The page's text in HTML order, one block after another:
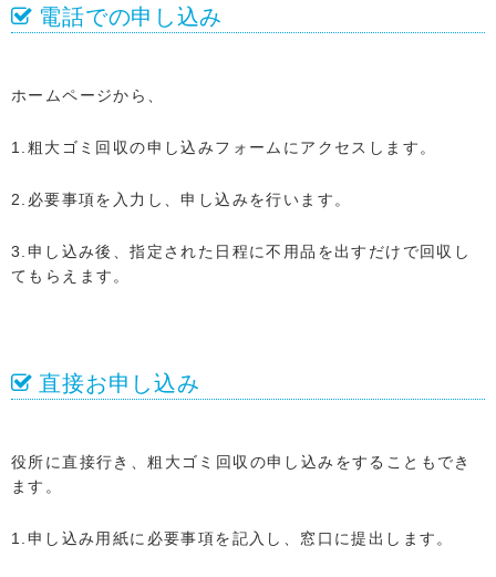
電話での申し込み
ホームページから、
1.粗大ゴミ回収の申し込みフォームにアクセスします。
2.必要事項を入力し、申し込みを行います。
3.申し込み後、指定された日程に不用品を出すだけで回収し
てもらえます。
直接お申し込み
役所に直接行き、粗大ゴミ回収の申し込みをすることもでき
ます。
1.申し込み用紙に必要事項を記入し、窓口に提出します。